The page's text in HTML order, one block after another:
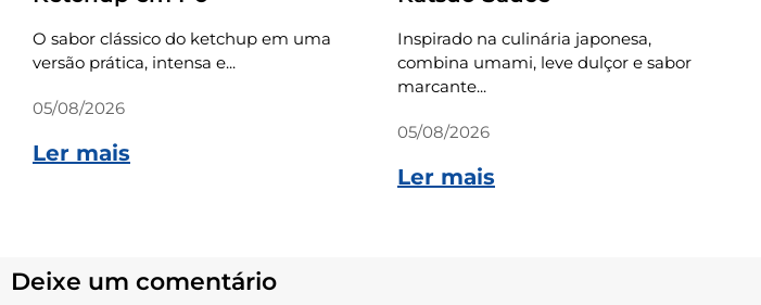
O sabor clássico do ketchup em uma
versão prática, intensa e...
05/08/2026
Ler mais
Inspirado na culinária japonesa,
combina umami, leve dulçor e sabor
marcante...
05/08/2026
Ler mais
Deixe um comentário